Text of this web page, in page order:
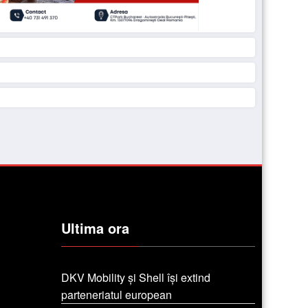
Ultima ora
DKV Mobility și Shell își extind
parteneriatul european